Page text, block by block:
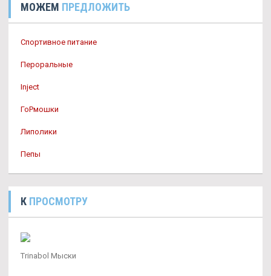
МОЖЕМ ПРЕДЛОЖИТЬ
Спортивное питание
Пероральные
Inject
ГоРмошки
Липолики
Пепы
К ПРОСМОТРУ
Trinabol Мыски